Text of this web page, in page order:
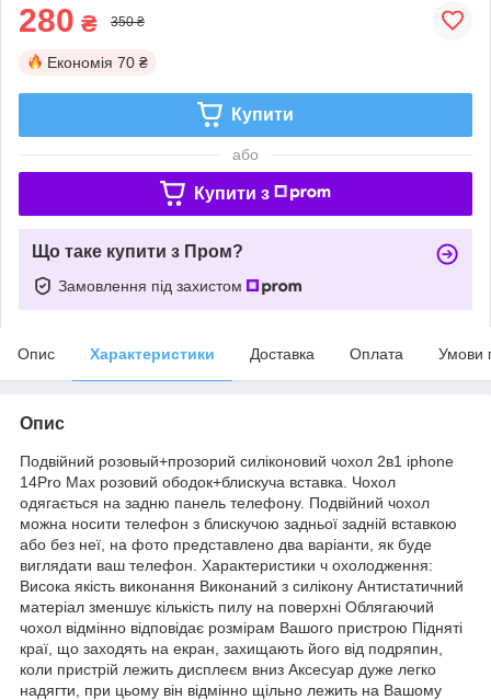
280 ₴ 350 ₴
Економія 70 ₴
Купити
або
Купити з
Що таке купити з Пром?
Замовлення під захистом
Опис Характеристики Доставка Оплата Умови
Опис
Подвійний розовый+прозорий силіконовий чохол 2в1 iphone
14Pro Max розовий ободок+блискуча вставка. Чохол
одягається на задню панель телефону. Подвійний чохол
можна носити телефон з блискучою задньої задній вставкою
або без неї, на фото представлено два варіанти, як буде
виглядати ваш телефон. Характеристики ч охолодження:
Висока якість виконання Виконаний з силікону Антистатичний
матеріал зменшує кількість пилу на поверхні Облягаючий
чохол відмінно відповідає розмірам Вашого пристрою Підняті
краї, що заходять на екран, захищають його від подряпин,
коли пристрій лежить дисплеєм вниз Аксесуар дуже легко
надягти, при цьому він відмінно щільно лежить на Вашому